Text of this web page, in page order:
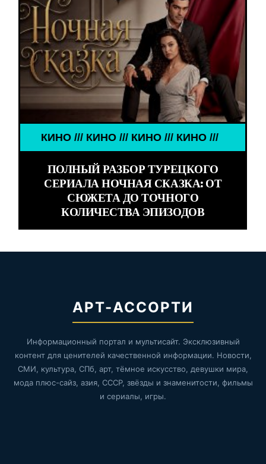
КИНО /// КИНО /// КИНО /// КИНО ///
ПОЛНЫЙ РАЗБОР ТУРЕЦКОГО
СЕРИАЛА НОЧНАЯ СКАЗКА: ОТ
СЮЖЕТА ДО ТОЧНОГО
КОЛИЧЕСТВА ЭПИЗОДОВ
АРТ-АССОРТИ
Информационный портал и мультисайт. Эксклюзивный
контент для ценителей качественной информации. Новости,
СМИ, культура, СПб, арт, тёмное искусство, девушки мира,
мода плюс-сайз, азия, СССР, звёзды и знаменитости, фильмы
и сериалы, игры.